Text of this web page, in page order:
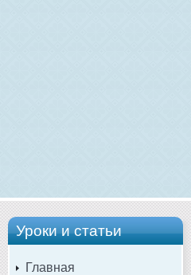
Уроки и статьи
Главная